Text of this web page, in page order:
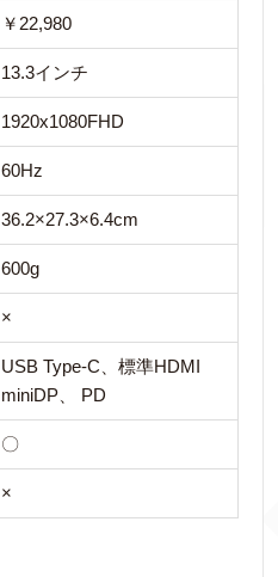
￥22,980
13.3インチ
1920x1080FHD
60Hz
36.2×27.3×6.4cm
600g
×
USB Type-C、標準HDMI
miniDP、 PD
〇
×